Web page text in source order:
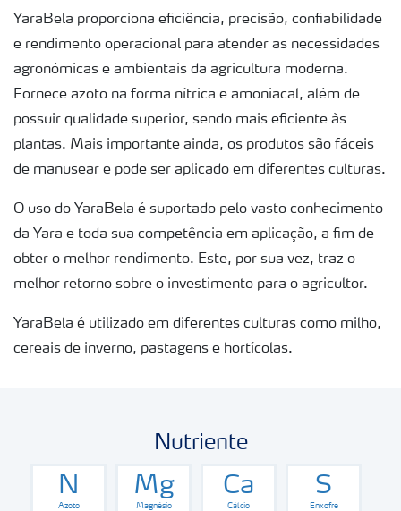
YaraBela proporciona eficiência, precisão, confiabilidade
e rendimento operacional para atender as necessidades
agronómicas e ambientais da agricultura moderna.
Fornece azoto na forma nítrica e amoniacal, além de
possuir qualidade superior, sendo mais eficiente às
plantas. Mais importante ainda, os produtos são fáceis
de manusear e pode ser aplicado em diferentes culturas.
O uso do YaraBela é suportado pelo vasto conhecimento
da Yara e toda sua competência em aplicação, a fim de
obter o melhor rendimento. Este, por sua vez, traz o
melhor retorno sobre o investimento para o agricultor.
YaraBela é utilizado em diferentes culturas como milho,
cereais de inverno, pastagens e hortícolas.
Nutriente
N
Azoto
Mg
Magnésio
Ca
Cálcio
S
Enxofre